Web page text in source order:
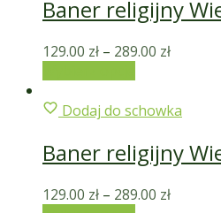
Baner religijny
129.00 zł – 289.00 zł
Dodaj do schowka
Baner religijny
129.00 zł – 289.00 zł